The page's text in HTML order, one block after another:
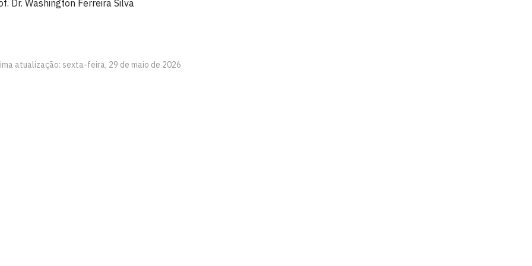
Dr. Washington Ferreira Silva
atualização: sexta-feira, 29 de maio de 2026